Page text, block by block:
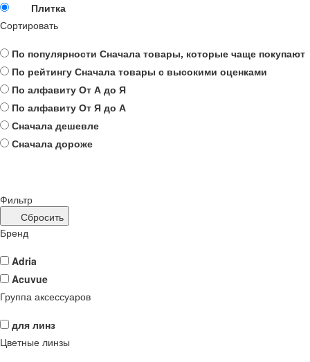
Плитка
Сортировать
По популярности Сначала товары, которые чаще покупают
По рейтингу Сначала товары с высокими оценками
По алфавиту От А до Я
По алфавиту От Я до А
Сначала дешевле
Сначала дороже
Фильтр
Сбросить
Бренд
Adria
Acuvue
Группа аксессуаров
для линз
Цветные линзы